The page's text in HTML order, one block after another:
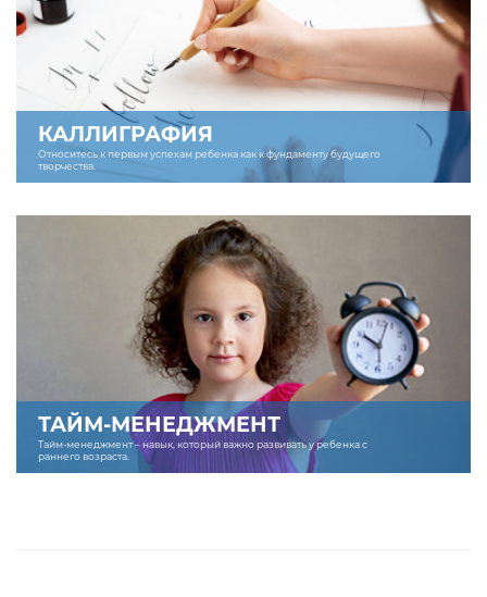
КАЛЛИГРАФИЯ
Относитесь к первым успехам ребенка как к фундаменту будущего
творчества.
ТАЙМ-МЕНЕДЖМЕНТ
Тайм-менеджмент – навык, который важно развивать у ребенка с
раннего возраста.